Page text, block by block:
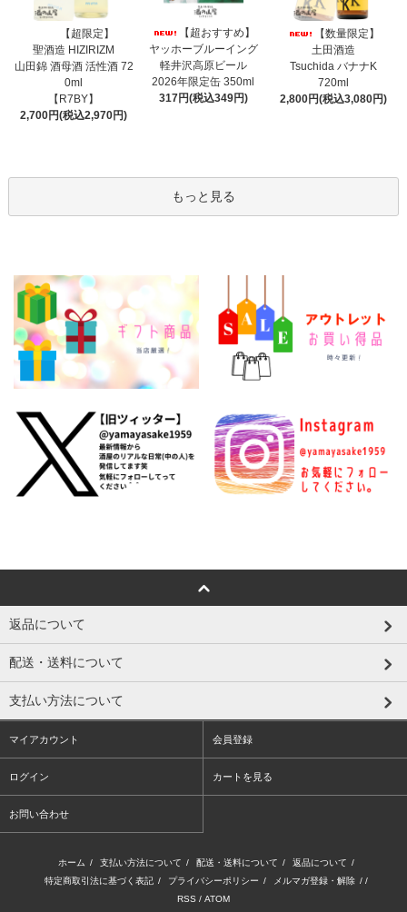
【超限定】
聖酒造 HIZIRIZM
山田錦 酒母酒 活性酒 72
0ml
【R7BY】
2,700円(税込2,970円)
【超おすすめ】
ヤッホーブルーイング
軽井沢高原ビール
2026年限定缶 350ml
317円(税込349円)
【数量限定】
土田酒造
Tsuchida バナナK
720ml
2,800円(税込3,080円)
もっと見る
返品について
配送・送料について
支払い方法について
マイアカウント 会員登録
ログイン カートを見る
お問い合わせ
ホーム / 支払い方法について / 配送・送料について / 返品について /
特定商取引法に基づく表記 / プライバシーポリシー / メルマガ登録・解除 / /
RSS / ATOM